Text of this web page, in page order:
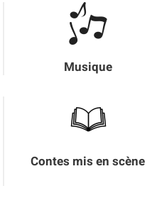
Musique
Contes mis en scène